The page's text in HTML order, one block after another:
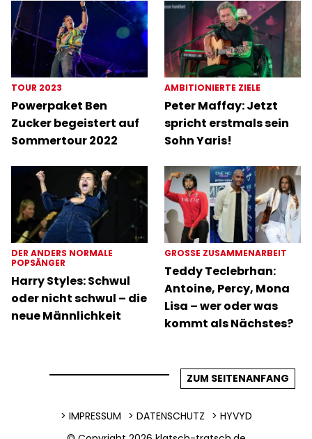
TOUR 2023
Powerpaket Ben
Zucker begeistert auf
Sommertour 2022
AMBITIONIERTE ZIELE
Peter Maffay: Jetzt
spricht erstmals sein
Sohn Yaris!
DER ANDERS NORMALE
POPSÄNGER
Harry Styles: Schwul
oder nicht schwul – die
neue Männlichkeit
GROSSE ZUSAMMENARBEIT
Teddy Teclebrhan:
Antoine, Percy, Mona
Lisa – wer oder was
kommt als Nächstes?
ZUM SEITENANFANG
IMPRESSUM DATENSCHUTZ
HYVYD